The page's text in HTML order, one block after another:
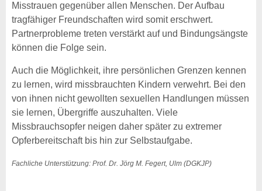
Misstrauen gegenüber allen Menschen. Der Aufbau
tragfähiger Freundschaften wird somit erschwert.
Partnerprobleme treten verstärkt auf und Bindungsängste
können die Folge sein.
Auch die Möglichkeit, ihre persönlichen Grenzen kennen
zu lernen, wird missbrauchten Kindern verwehrt. Bei den
von ihnen nicht gewollten sexuellen Handlungen müssen
sie lernen, Übergriffe auszuhalten. Viele
Missbrauchsopfer neigen daher später zu extremer
Opferbereitschaft bis hin zur Selbstaufgabe.
Fachliche Unterstützung: Prof. Dr. Jörg M. Fegert, Ulm (DGKJP)